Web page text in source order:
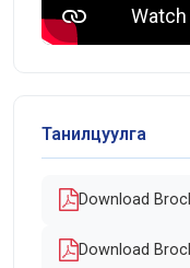
Танилцуулга
Download
Download